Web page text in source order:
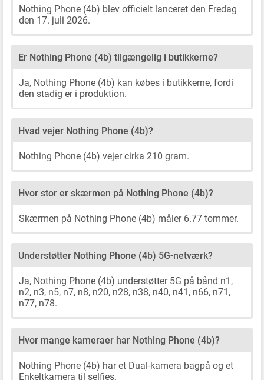
Nothing Phone (4b) blev officielt lanceret den Fredag
den 17. juli 2026.
Er Nothing Phone (4b) tilgængelig i butikkerne?
Ja, Nothing Phone (4b) kan købes i butikkerne, fordi
den stadig er i produktion.
Hvad vejer Nothing Phone (4b)?
Nothing Phone (4b) vejer cirka 210 gram.
Hvor stor er skærmen på Nothing Phone (4b)?
Skærmen på Nothing Phone (4b) måler 6.77 tommer.
Understøtter Nothing Phone (4b) 5G-netværk?
Ja, Nothing Phone (4b) understøtter 5G på bånd n1,
n2, n3, n5, n7, n8, n20, n28, n38, n40, n41, n66, n71,
n77, n78.
Hvor mange kameraer har Nothing Phone (4b)?
Nothing Phone (4b) har et Dual-kamera bagpå og et
Enkeltkamera til selfies.